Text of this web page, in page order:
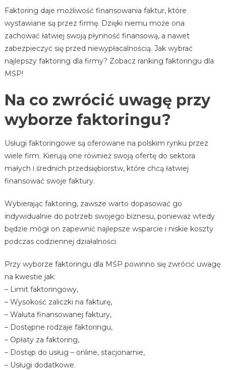
Faktoring daje możliwość finansowania faktur, które
wystawiane są przez firmę. Dzięki niemu może ona
zachować łatwiej swoją płynność finansową, a nawet
zabezpieczyć się przed niewypłacalnością. Jak wybrać
najlepszy faktoring dla firmy? Zobacz ranking faktoringu dla
MŚP!
Na co zwrócić uwagę przy
wyborze faktoringu?
Usługi faktoringowe są oferowane na polskim rynku przez
wiele firm. Kierują one również swoją ofertę do sektora
małych i średnich przedsiębiorstw, które chcą łatwiej
finansować swoje faktury.
Wybierając faktoring, zawsze warto dopasować go
indywidualnie do potrzeb swojego biznesu, ponieważ wtedy
będzie mógł on zapewnić najlepsze wsparcie i niskie koszty
podczas codziennej działalności.
Przy wyborze faktoringu dla MŚP powinno się zwrócić uwagę
na kwestie jak:
– Limit faktoringowy,
– Wysokość zaliczki na fakturę,
– Waluta finansowanej faktury,
– Dostępne rodzaje faktoringu,
– Opłaty za faktoring,
– Dostęp do usług – online, stacjonarnie,
– Usługi dodatkowe.